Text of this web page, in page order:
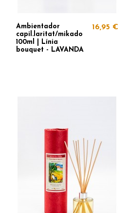
Ambientador
capil.laritat/mikado
100ml | Línia
bouquet - LAVANDA
16,95 €